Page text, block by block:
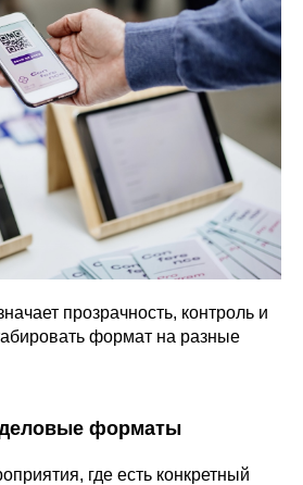
прозрачность, контроль и
формат на разные
форматы
где есть конкретный